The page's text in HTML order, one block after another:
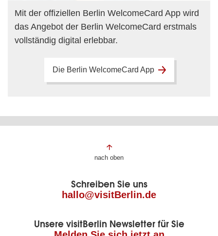
Mit der offiziellen Berlin WelcomeCard App wird
das Angebot der Berlin WelcomeCard erstmals
vollständig digital erlebbar.
Die Berlin WelcomeCard App
Fußbereich
Seite
nach oben
Schreiben Sie uns
hallo@visitBerlin.de
Unsere visitBerlin Newsletter für Sie